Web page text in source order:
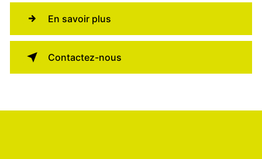
En savoir plus
Contactez-nous